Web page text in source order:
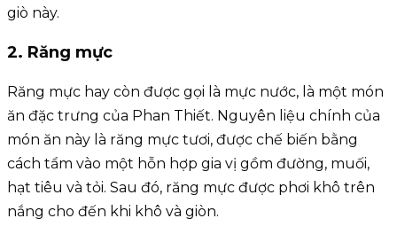
giò này.
2. Răng mực
Răng mực hay còn được gọi là mực nước, là một món
ăn đặc trưng của Phan Thiết. Nguyên liệu chính của
món ăn này là răng mực tươi, được chế biến bằng
cách tẩm vào một hỗn hợp gia vị gồm đường, muối,
hạt tiêu và tỏi. Sau đó, răng mực được phơi khô trên
nắng cho đến khi khô và giòn.